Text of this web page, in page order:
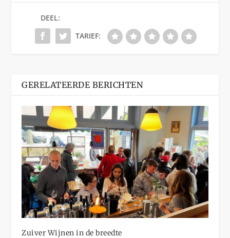
DEEL:
TARIEF:
GERELATEERDE BERICHTEN
Zuiver Wijnen in de breedte